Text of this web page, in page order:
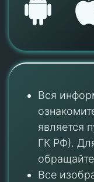
Вся
является
ГК РФ).
Все